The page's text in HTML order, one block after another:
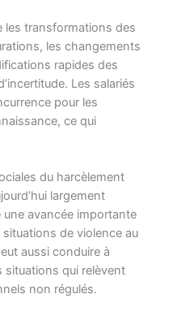
les transformations des
les changements
rapides des
Les salariés
pour les
ce qui
du harcèlement
largement
avancée importante
de violence au
aussi conduire à
situations qui relèvent
non régulés.